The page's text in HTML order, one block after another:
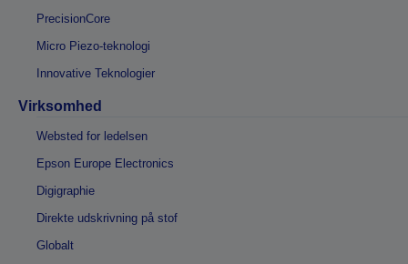
PrecisionCore
Micro Piezo-teknologi
Innovative Teknologier
Virksomhed
Websted for ledelsen
Epson Europe Electronics
Digigraphie
Direkte udskrivning på stof
Globalt